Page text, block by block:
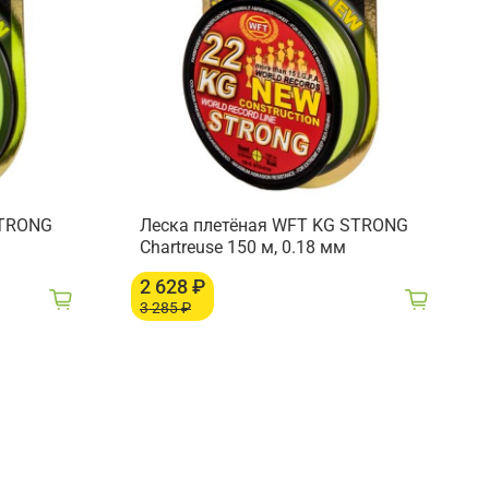
Леска плетёная WFT KG STRONG
Chartreuse 150 м, 0.18 мм
2 628 ₽
3 285 ₽